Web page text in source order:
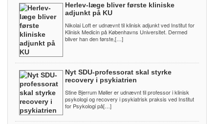
Herlev-læge bliver første kliniske
adjunkt på KU
Nikolai Loft er udnævnt til klinisk adjunkt ved Institut for
Klinisk Medicin på Københavns Universitet. Dermed
bliver han den første,[…]
Nyt SDU-professorat skal styrke
recovery i psykiatrien
Stine Bjerrum Møller er udnævnt til professor i klinisk
psykologi og recovery i psykiatrisk praksis ved Institut
for Psykologi på[…]